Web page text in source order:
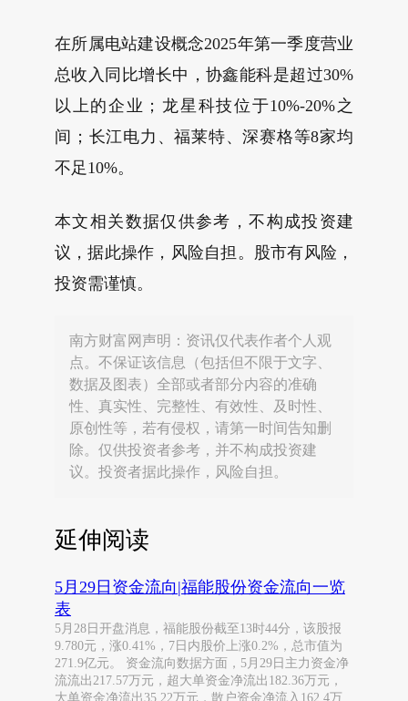
在所属电站建设概念2025年第一季度营业
总收入同比增长中，协鑫能科是超过30%
以上的企业；龙星科技位于10%-20%之
间；长江电力、福莱特、深赛格等8家均
不足10%。
本文相关数据仅供参考，不构成投资建
议，据此操作，风险自担。股市有风险，
投资需谨慎。
南方财富网声明：资讯仅代表作者个人观
点。不保证该信息（包括但不限于文字、
数据及图表）全部或者部分内容的准确
性、真实性、完整性、有效性、及时性、
原创性等，若有侵权，请第一时间告知删
除。仅供投资者参考，并不构成投资建
议。投资者据此操作，风险自担。
延伸阅读
5月29日资金流向|福能股份资金流向一览
表
5月28日开盘消息，福能股份截至13时44分，该股报
9.780元，涨0.41%，7日内股价上涨0.2%，总市值为
271.9亿元。 资金流向数据方面，5月29日主力资金净
流流出217.57万元，超大单资金净流出182.36万元，
大单资金净流出35.22万元，散户资金净流入162.4万